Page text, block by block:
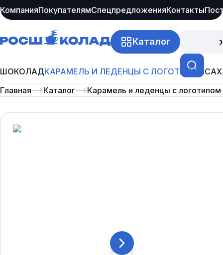
КомпанияПокупателямСпецпредложенияКонтакты
Каталог
ШОКОЛАДКАРАМЕЛЬ И ЛЕДЕНЦЫ С ЛОГОТИПОМ
Главная
Каталог Карамель и леденцы с логотипом